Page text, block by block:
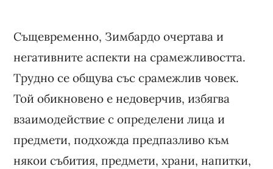
Същевременно, Зимбардо очертава и
негативните аспекти на срамежливостта.
Трудно се общува със срамежлив човек.
Той обикновено е недоверчив, избягва
взаимодействие с определени лица и
предмети, подхожда предпазливо към
някои събития, предмети, храни, напитки,